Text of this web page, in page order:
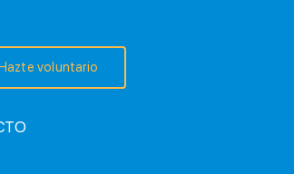
Hazte voluntario